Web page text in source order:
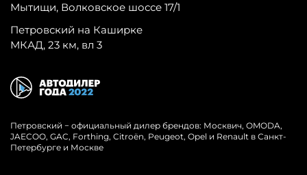
Мытищи, Волковское шоссе 17/1
Петровский на Каширке
МКАД, 23 км, вл 3
Петровский − официальный дилер брендов: Москвич, OMODA,
JAECOO, GAC, Forthing, Citroёn, Peugeot, Opel и Renault в Санкт-
Петербурге и Москве